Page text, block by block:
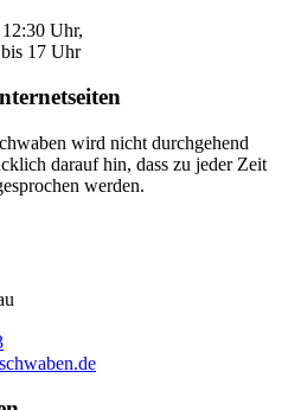
Uhr,
17 Uhr
wird nicht durchgehend
darauf hin, dass zu jeder Zeit
werden.